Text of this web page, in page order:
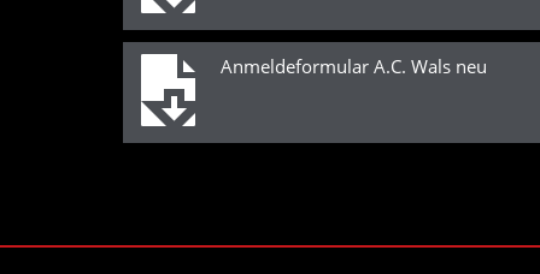
Anmeldeformular A.C. Wals neu